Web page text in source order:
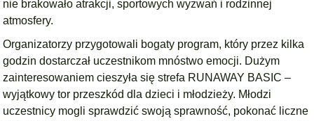
nie brakowało atrakcji, sportowych wyzwań i rodzinnej
atmosfery.
Organizatorzy przygotowali bogaty program, który przez kilka
godzin dostarczał uczestnikom mnóstwo emocji. Dużym
zainteresowaniem cieszyła się strefa RUNAWAY BASIC –
wyjątkowy tor przeszkód dla dzieci i młodzieży. Młodzi
uczestnicy mogli sprawdzić swoją sprawność, pokonać liczne